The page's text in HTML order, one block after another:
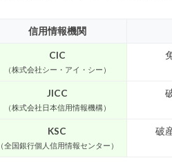
信用情報機関
CIC
（株式会社シー・アイ・シー）
JICC
（株式会社日本信用情報機構）
KSC
（全国銀行個人信用情報センター）
破